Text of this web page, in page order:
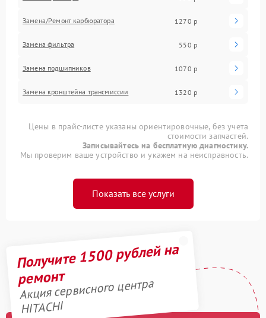
Замена/Pемонт карбюратора 1270 р
Замена фильтра 550 р
Замена подшипников 1070 р
Замена кронштейна трансмиссии 1320 р
Цены в прайс-листе указаны ориентировочные, без учета
стоимости запчастей.
Записывайтесь на бесплатную диагностику.
Мы проверим ваше устройство и укажем на неисправность.
Показать все услуги
Получите 1500 рублей на
ремонт
Акция сервисного центра
HITACHI